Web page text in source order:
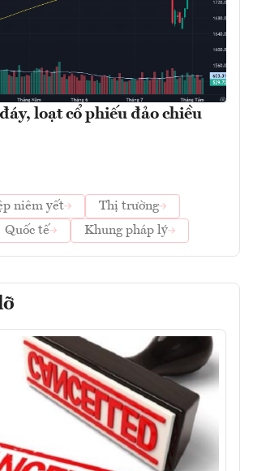
loạt cổ phiếu đảo chiều
niêm yết
Thị trường
Quốc tế Khung pháp lý